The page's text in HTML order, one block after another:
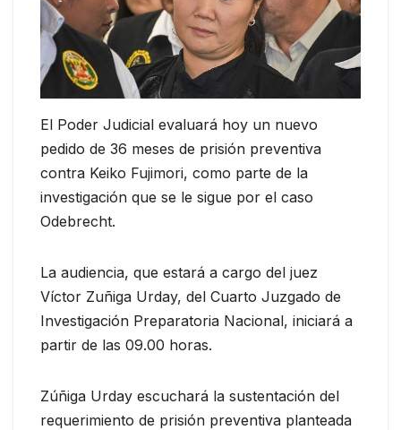
El Poder Judicial evaluará hoy un nuevo
pedido de 36 meses de prisión preventiva
contra Keiko Fujimori, como parte de la
investigación que se le sigue por el caso
Odebrecht.
La audiencia, que estará a cargo del juez
Víctor Zuñiga Urday, del Cuarto Juzgado de
Investigación Preparatoria Nacional, iniciará a
partir de las 09.00 horas.
Zúñiga Urday escuchará la sustentación del
requerimiento de prisión preventiva planteada